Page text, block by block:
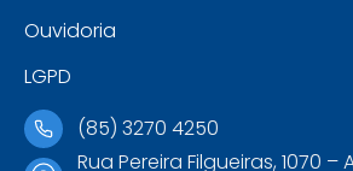
Ouvidoria
LGPD
(85) 3270 4250
Rua Pereira Filgueiras, 1070 –